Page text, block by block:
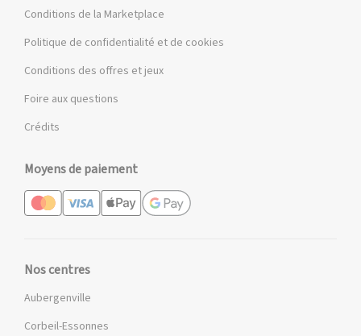
Conditions de la Marketplace
Politique de confidentialité et de cookies
Conditions des offres et jeux
Foire aux questions
Crédits
Moyens de paiement
Nos centres
Aubergenville
Corbeil-Essonnes